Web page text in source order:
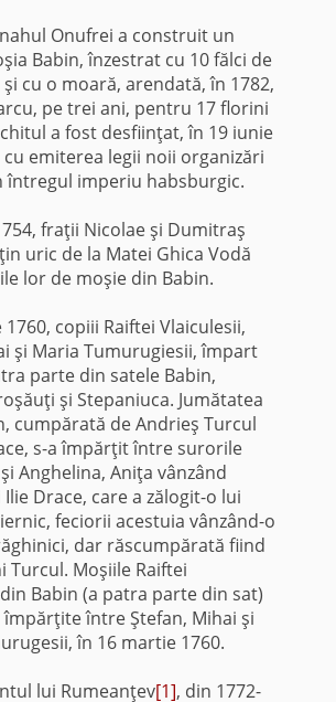
Onufrei a construit un
Babin, înzestrat cu 10 fălci de
cu o moară, arendată, în 1782,
pe trei ani, pentru 17 florini
a fost desfiinţat, în 19 iunie
cu emiterea legii noii organizări
întregul imperiu habsburgic.
fraţii Nicolae şi Dumitraş
uric de la Matei Ghica Vodă
lor de moşie din Babin.
copiii Raiftei Vlaiculesii,
şi Maria Tumurugiesii, împart
parte din satele Babin,
şi Stepaniuca. Jumătatea
cumpărată de Andrieş Turcul
s-a împărţit între surorile
Anghelina, Aniţa vânzând
Drace, care a zălogit-o lui
feciorii acestuia vânzând-o
dar răscumpărată fiind
Turcul. Moşiile Raiftei
Babin (a patra parte din sat)
împărţite între Ştefan, Mihai şi
în 16 martie 1760.
lui Rumeanţev[1], din 1772-